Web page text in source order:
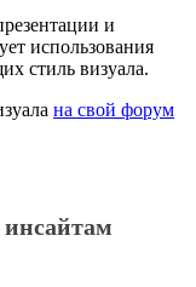
и
использования
стиль визуала.
на свой форум